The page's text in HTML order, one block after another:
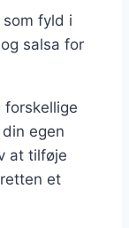
som fyld i
salsa for
forskellige
egen
at tilføje
et